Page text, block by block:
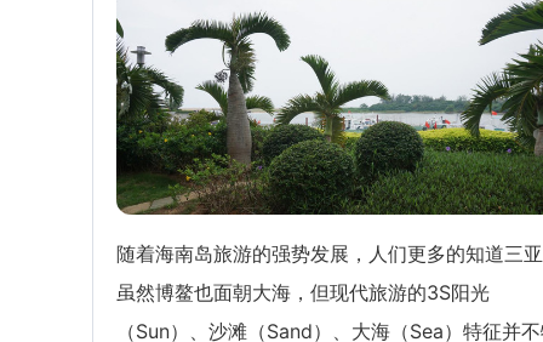
随着海南岛旅游的强势发展，人们更多的知道三
虽然博鳌也面朝大海，但现代旅游的3S阳光
（Sun）、沙滩（Sand）、大海（Sea）特征并